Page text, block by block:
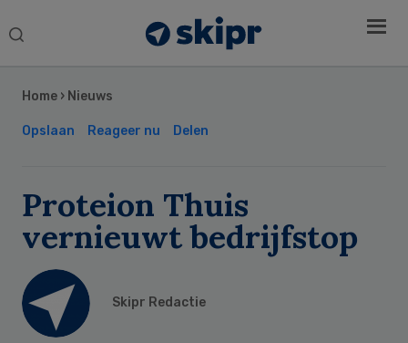
Search
Home › Nieuws
Opslaan Reageer nu Delen
Proteion Thuis
vernieuwt bedrijfstop
Skipr Redactie
Sidebar